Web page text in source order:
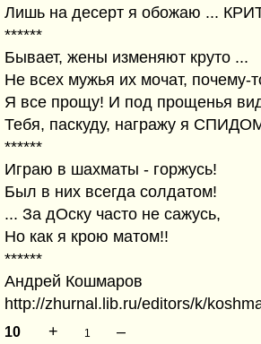
Лишь на десерт я обожаю ...
******
Бывает, жены изменяют круто ...
Не всех мужья их мочат, почему-
Я все прощу! И под прощенья
Тебя, паскуду, награжу я
******
Играю в шахматы - горжусь!
Был в них всегда солдатом!
... За дОску часто не сажусь,
Но как я крою матом!!
******
Андрей Кошмаров
http://zhurnal.lib.ru/editors/k/
10 + 1 –